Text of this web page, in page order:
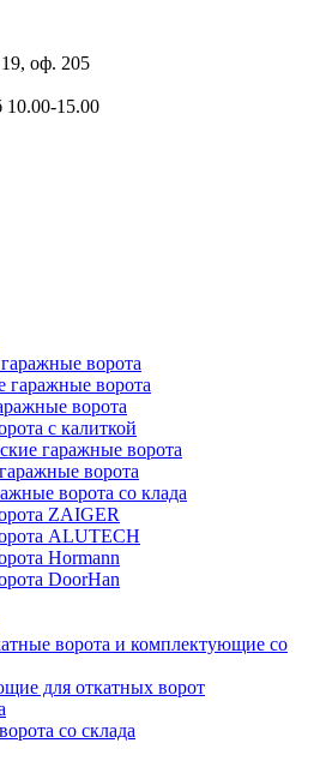
оф. 205
15.00
ворота
ворота
ворота
с калиткой
гаражные ворота
ворота
ворота со клада
ZAIGER
ALUTECH
Hormann
DoorHan
ворота и комплектующие со
для откатных ворот
со склада